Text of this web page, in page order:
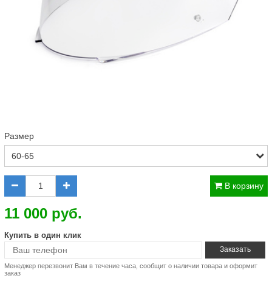
Размер
В корзину
11 000 руб.
Купить в один клик
Менеджер перезвонит Вам в течение часа, сообщит о наличии товара и оформит
заказ